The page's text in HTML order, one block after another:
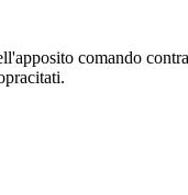
comando